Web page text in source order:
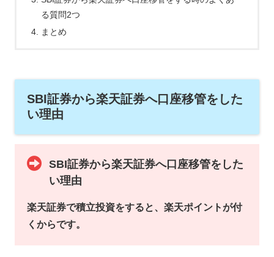
る質問2つ
まとめ
SBI証券から楽天証券へ口座移管をした
い理由
SBI証券から楽天証券へ口座移管をした
い理由
楽天証券で積立投資をすると、楽天ポイントが付
くからです。